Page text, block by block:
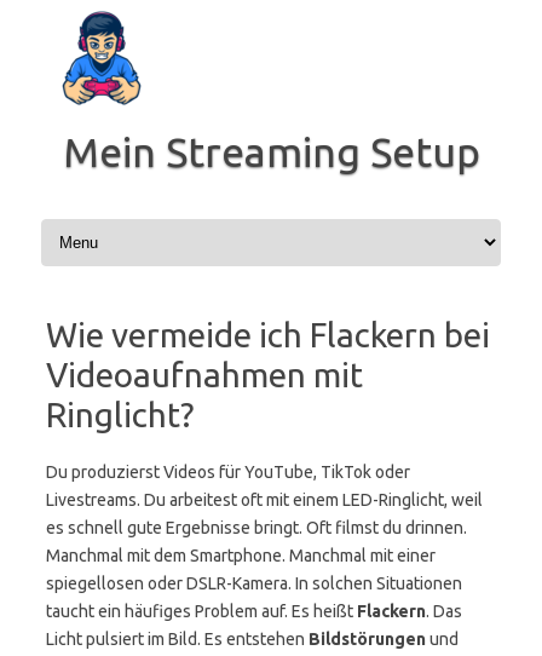
springen
Mein Streaming Setup
Wie vermeide ich Flackern bei
Videoaufnahmen mit
Ringlicht?
Du produzierst Videos für YouTube, TikTok oder
Livestreams. Du arbeitest oft mit einem LED-Ringlicht, weil
es schnell gute Ergebnisse bringt. Oft filmst du drinnen.
Manchmal mit dem Smartphone. Manchmal mit einer
spiegellosen oder DSLR-Kamera. In solchen Situationen
taucht ein häufiges Problem auf. Es heißt Flackern. Das
Licht pulsiert im Bild. Es entstehen Bildstörungenund